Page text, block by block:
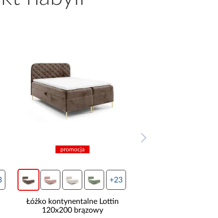
promocja
+23
Łóżko kontynentalne Lottin
140x200 jasny brązowy